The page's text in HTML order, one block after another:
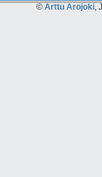
© Arttu Arojoki ,